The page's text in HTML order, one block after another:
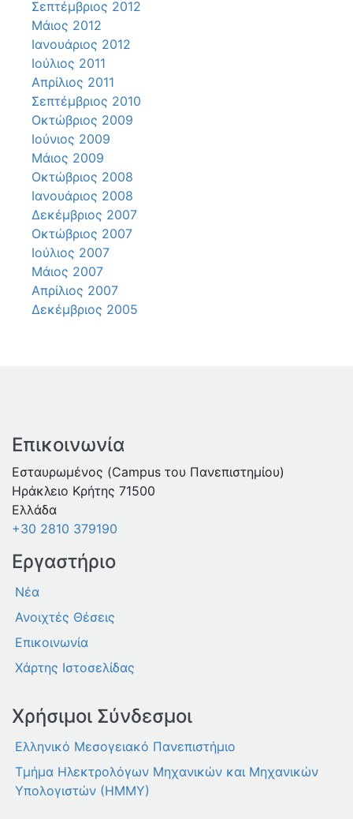
Σεπτέμβριος 2012
Μάιος 2012
Ιανουάριος 2012
Ιούλιος 2011
Απρίλιος 2011
Σεπτέμβριος 2010
Οκτώβριος 2009
Ιούνιος 2009
Μάιος 2009
Οκτώβριος 2008
Ιανουάριος 2008
Δεκέμβριος 2007
Οκτώβριος 2007
Ιούλιος 2007
Μάιος 2007
Απρίλιος 2007
Δεκέμβριος 2005
Επικοινωνία
Εσταυρωμένος (Campus του Πανεπιστημίου)
Ηράκλειο Κρήτης 71500
Ελλάδα
+30 2810 379190
Εργαστήριο
Νέα
Ανοιχτές Θέσεις
Επικοινωνία
Χάρτης Ιστοσελίδας
Χρήσιμοι Σύνδεσμοι
Ελληνικό Μεσογειακό Πανεπιστήμιο
Τμήμα Ηλεκτρολόγων Μηχανικών και Μηχανικών
Υπολογιστών (ΗΜΜΥ)